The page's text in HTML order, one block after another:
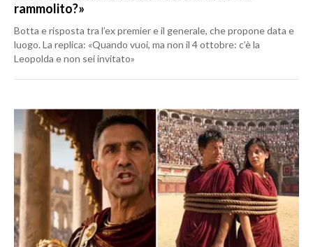
rammolito?»
Botta e risposta tra l’ex premier e il generale, che propone data e
luogo. La replica: «Quando vuoi, ma non il 4 ottobre: c’è la
Leopolda e non sei invitato»